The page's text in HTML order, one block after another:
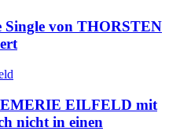
von THORSTEN
EILFELD mit
nicht in einen